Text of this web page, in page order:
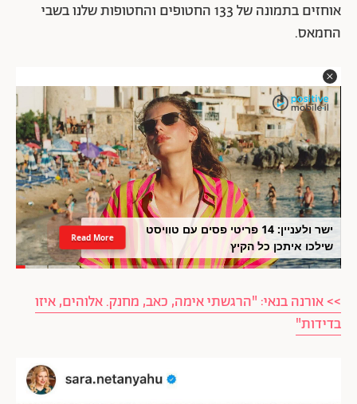
אוחזים בתמונה של 133 החטופים והחטופות שלנו בשבי
החמאס.
ישר ולעניין: 14 פריטי פסים עם טוויסט
שילכו איתכן כל הקיץ
Read More
>> אורנה בנאי: "הרגשתי אימה, כאב, מחנק. אלוהים, איזו
בדידות"